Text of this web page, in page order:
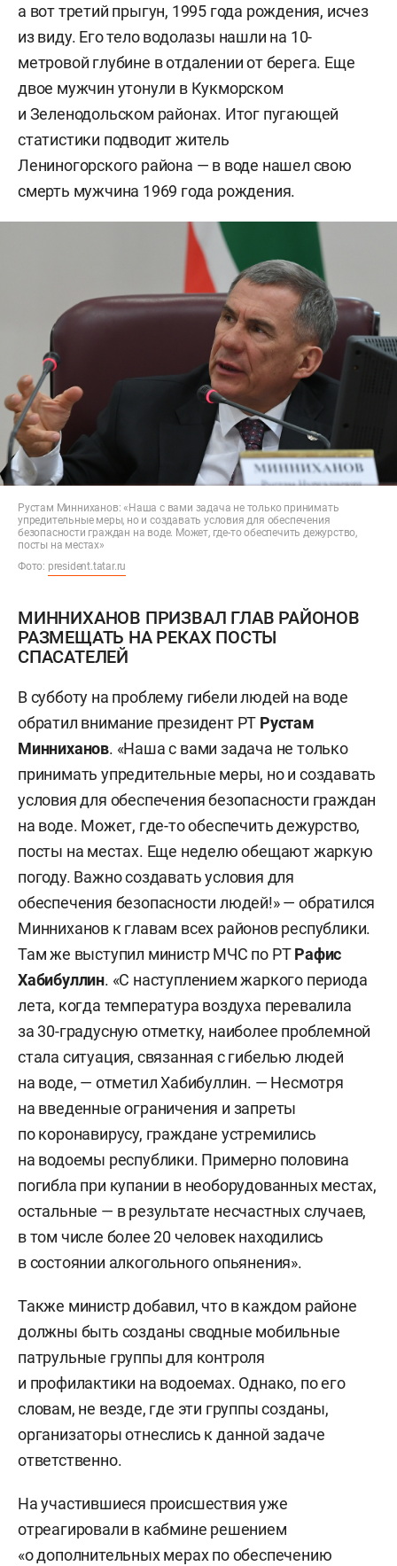
а вот третий прыгун, 1995 года рождения, исчез
из виду. Его тело водолазы нашли на 10-
метровой глубине в отдалении от берега. Еще
двое мужчин утонули в Кукморском
и Зеленодольском районах. Итог пугающей
статистики подводит житель
Лениногорского района — в воде нашел свою
смерть мужчина 1969 года рождения.
Рустам Минниханов: «Наша с вами задача не только принимать
упредительные меры, но и создавать условия для обеспечения
безопасности граждан на воде. Может, где-то обеспечить дежурство,
посты на местах»
Фото: president.tatar.ru
МИННИХАНОВ ПРИЗВАЛ ГЛАВ РАЙОНОВ
РАЗМЕЩАТЬ НА РЕКАХ ПОСТЫ
СПАСАТЕЛЕЙ
В субботу на проблему гибели людей на воде
обратил внимание президент РТ Рустам
Минниханов. «Наша с вами задача не только
принимать упредительные меры, но и создавать
условия для обеспечения безопасности граждан
на воде. Может, где-то обеспечить дежурство,
посты на местах. Еще неделю обещают жаркую
погоду. Важно создавать условия для
обеспечения безопасности людей!» — обратился
Минниханов к главам всех районов республики.
Там же выступил министр МЧС по РТРафис
Хабибуллин. «С наступлением жаркого периода
лета, когда температура воздуха перевалила
за 30-градусную отметку, наиболее проблемной
стала ситуация, связанная с гибелью людей
на воде, — отметил Хабибуллин. — Несмотря
на введенные ограничения и запреты
по коронавирусу, граждане устремились
на водоемы республики. Примерно половина
погибла при купании в необорудованных местах,
остальные — в результате несчастных случаев,
в том числе более 20 человек находились
в состоянии алкогольного опьянения».
Также министр добавил, что в каждом районе
должны быть созданы сводные мобильные
патрульные группы для контроля
и профилактики на водоемах. Однако, по его
словам, не везде, где эти группы созданы,
организаторы отнеслись к данной задаче
ответственно.
На участившиеся происшествия уже
отреагировали в кабмине решением
«о дополнительных мерах по обеспечению